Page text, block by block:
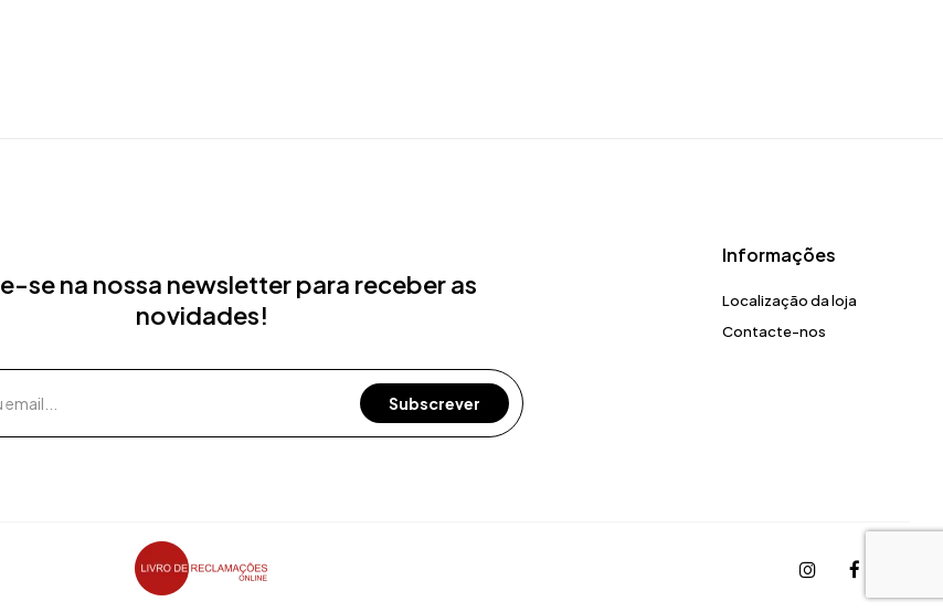
se na nossa newsletter para receber as
novidades!
Informações
Localização da loja
Contacte-nos